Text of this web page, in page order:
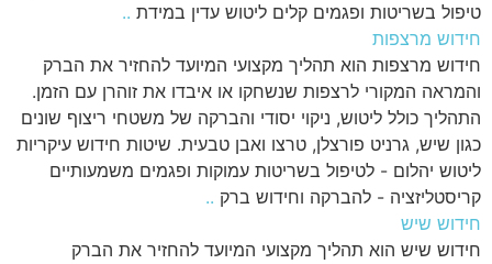
טיפול בשריטות ופגמים קלים ליטוש עדין במידת ..
חידוש מרצפות
חידוש מרצפות הוא תהליך מקצועי המיועד להחזיר את הברק
והמראה המקורי לרצפות שנשחקו או איבדו את זוהרן עם הזמן.
התהליך כולל ליטוש, ניקוי יסודי והברקה של משטחי ריצוף שונים
כגון שיש, גרניט פורצלן, טרצו ואבן טבעית. שיטות חידוש עיקריות
ליטוש יהלום - לטיפול בשריטות עמוקות ופגמים משמעותיים
קריסטליזציה - להברקה וחידוש ברק ..
חידוש שיש
חידוש שיש הוא תהליך מקצועי המיועד להחזיר את הברק